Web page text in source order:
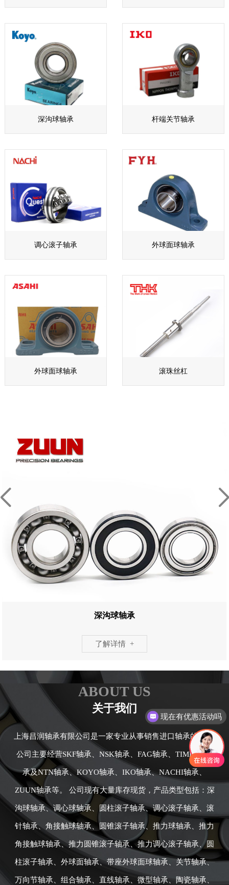
深沟球轴承 杆端关节轴承
调心滚子轴承 外球面球轴承
外球面球轴承 滚珠丝杠
深沟球轴承
了解详情 +
ABOUT US
关于我们
上海昌润轴承有限公司是一家专业从事销售进口轴承的公司,
公司主要经营SKF轴承、NSK轴承、FAG轴承、TIMKEN轴
承及NTN轴承、KOYO轴承、IKO轴承、NACHI轴承、
ZUUN轴承等。 公司现有大量库存现货，产品类型包括：深
沟球轴承、调心球轴承、圆柱滚子轴承、调心滚子轴承、滚
针轴承、角接触球轴承、圆锥滚子轴承、推力球轴承、推力
角接触球轴承、推力圆锥滚子轴承、推力调心滚子轴承、圆
柱滚子轴承、外球面轴承、带座外球面球轴承、关节轴承、
万向节轴承、组合轴承、直线轴承、微型轴承、陶瓷轴承、
可以介绍下你们的产品么